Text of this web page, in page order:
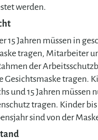
werden.
15 Jahren müssen in
tragen, Mitarbeiter
der
Gesichtsmaske tragen.
und 15 Jahren müssen
tragen. Kinder
sind von der